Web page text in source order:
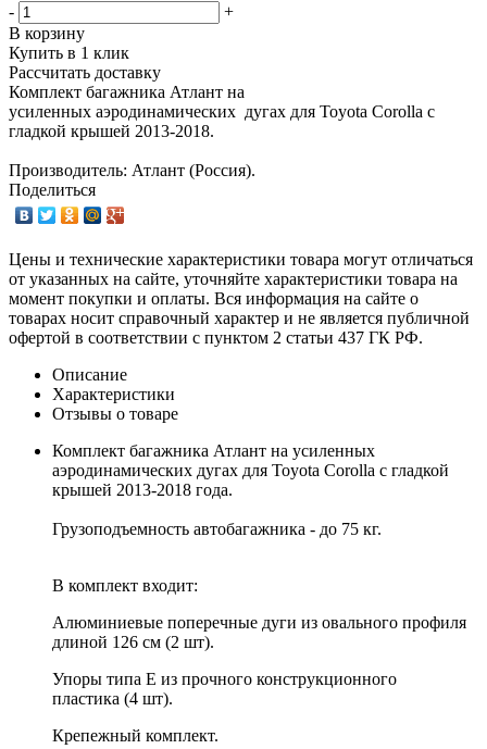
-
+
В корзину
Купить в 1 клик
Рассчитать доставку
Комплект багажника Атлант на
усиленных аэродинамических дугах для Toyota Corolla с
гладкой крышей 2013-2018.
Производитель: Атлант (Россия).
Поделиться
Цены и технические характеристики товара могут отличаться
от указанных на сайте, уточняйте характеристики товара на
момент покупки и оплаты. Вся информация на сайте о
товарах носит справочный характер и не является публичной
офертой в соответствии с пунктом 2 статьи 437 ГК РФ.
Описание
Характеристики
Отзывы о товаре
Комплект багажника Атлант на усиленных
аэродинамических дугах для Toyota Corolla с гладкой
крышей 2013-2018 года.
Грузоподъемность автобагажника - до 75 кг.
В комплект входит:
Алюминиевые поперечные дуги из овального профиля
длиной 126 см (2 шт).
Упоры типа E из прочного конструкционного
пластика (4 шт).
Крепежный комплект.